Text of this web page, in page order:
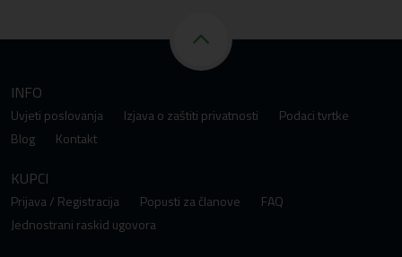
INFO
Uvjeti poslovanja Izjava o zaštiti privatnosti
Podaci tvrtke
Blog
Kontakt
KUPCI
Prijava / Registracija Popusti za članove
FAQ
Jednostrani raskid ugovora